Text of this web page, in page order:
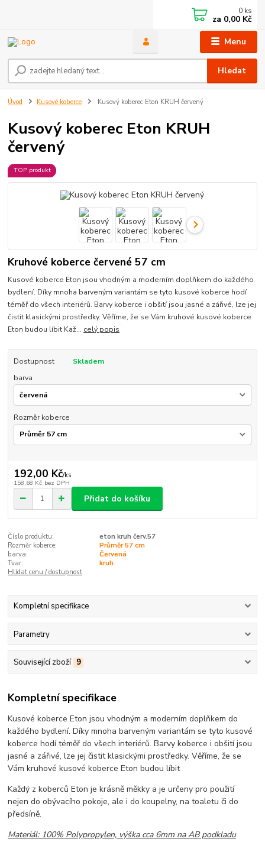
Menu
Hledat
0 ks
za 0,00 Kč
Úvod Kusové koberce Kusový koberec Eton KRUH červený
Kusový koberec Eton KRUH
červený
TOP produkt
Kruhové koberce červené 57 cm
Kusové koberce Eton jsou vhodným a moderním doplňkem do každého
bydlení. Díky mnoha barveným variantám se tyto kusové koberce hodí
téměř do všech interiérů. Barvy koberce i obšití jsou jasné a zářivé, lze jej
čistit klasickými prostředky. Věříme, že se Vám kruhové kusové koberce
Eton budou líbit Kaž... celý popis
Dostupnost
Skladem
barva
Rozměr koberce
192,00 Kč/ks
158,68 Kč bez DPH
Přidat do košíku
Číslo produktu:
eton kruh červ.57
Rozměr koberce:
Průměr 57 cm
barva:
Červená
Tvar:
kruh
Hlídat cenu / dostupnost
Kompletní specifikace
Parametry
Související zboží 9
Kompletní specifikace
Kusové koberce Eton jsou vhodným a moderním doplňkem do
každého bydlení. Díky mnoha barveným variantám se tyto kusové
koberce hodí téměř do všech interiérů. Barvy koberce i obšití jsou
jasné a zářivé, lze jej čistit klasickými prostředky. Věříme, že se
Vám kruhové kusové koberce Eton budou líbit
Každý z koberců Eton je krásně měkky a je určeny pro použití
nejen do obývacího pokoje, ale i do koupelny, na toaletu či do
předsíně.
Materiál: 100% Polypropylen, výška cca 6mm na AB podkladu